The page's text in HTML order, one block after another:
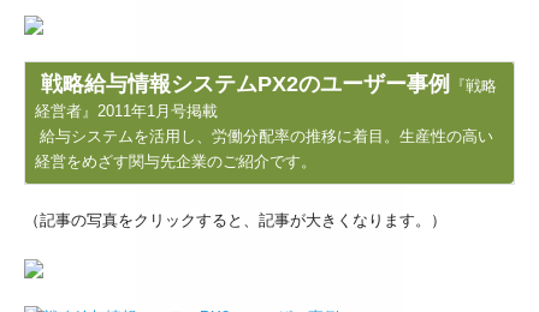
戦略給与情報システムPX2のユーザー事例
『戦略
経営者』2011年1月号掲載
給与システムを活用し、労働分配率の推移に着目。生産性の高い
経営をめざす関与先企業のご紹介です。
（記事の写真をクリックすると、記事が大きくなります。）